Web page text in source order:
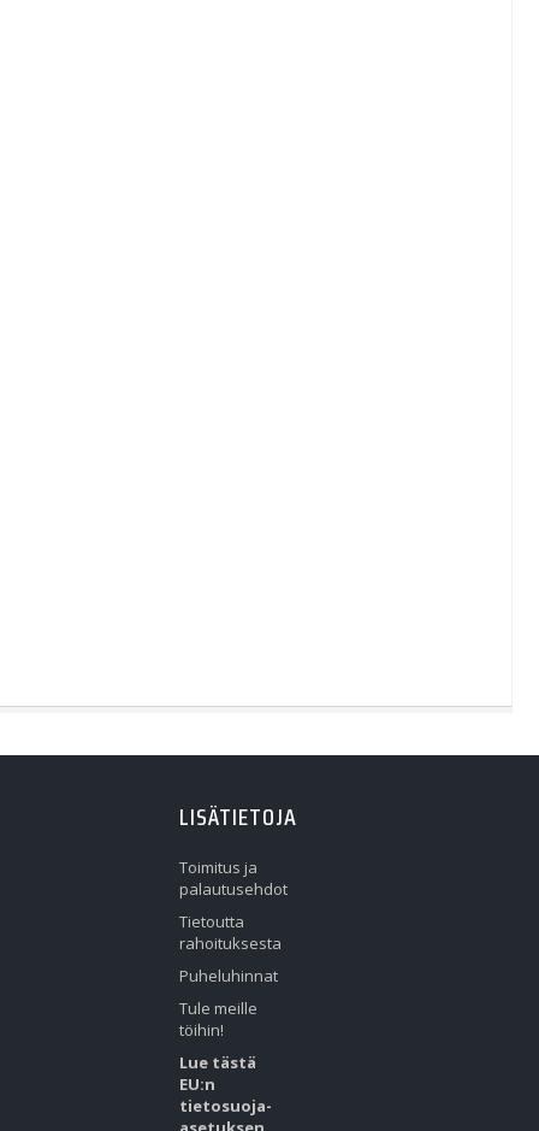
LISÄTIETOJA
Toimitus ja
palautusehdot
Tietoutta
rahoituksesta
Puheluhinnat
Tule meille
töihin!
Lue tästä
EU:n
tietosuoja-